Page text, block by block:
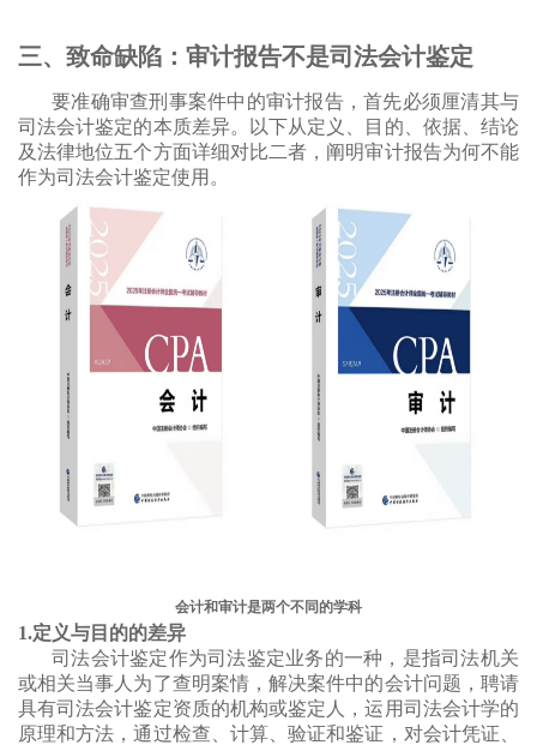
三、致命缺陷：审计报告不是司法会计鉴定
要准确审查刑事案件中的审计报告，首先必须厘清其与
司法会计鉴定的本质差异。以下从定义、目的、依据、结论
及法律地位五个方面详细对比二者，阐明审计报告为何不能
作为司法会计鉴定使用。
会计和审计是两个不同的学科
1.定义与目的的差异
司法会计鉴定作为司法鉴定业务的一种，是指司法机关
或相关当事人为了查明案情，解决案件中的会计问题，聘请
具有司法会计鉴定资质的机构或鉴定人，运用司法会计学的
原理和方法，通过检查、计算、验证和鉴证，对会计凭证、